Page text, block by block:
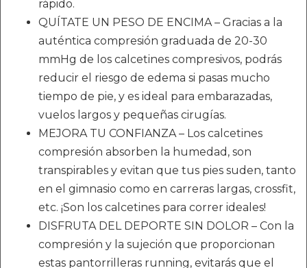
rápido.
QUÍTATE UN PESO DE ENCIMA – Gracias a la
auténtica compresión graduada de 20-30
mmHg de los calcetines compresivos, podrás
reducir el riesgo de edema si pasas mucho
tiempo de pie, y es ideal para embarazadas,
vuelos largos y pequeñas cirugías.
MEJORA TU CONFIANZA – Los calcetines
compresión absorben la humedad, son
transpirables y evitan que tus pies suden, tanto
en el gimnasio como en carreras largas, crossfit,
etc. ¡Son los calcetines para correr ideales!
DISFRUTA DEL DEPORTE SIN DOLOR – Con la
compresión y la sujeción que proporcionan
estas pantorrilleras running, evitarás que el